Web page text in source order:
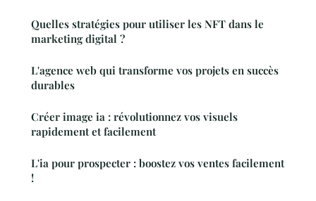
Quelles stratégies pour utiliser les NFT dans le
marketing digital ?
L'agence web qui transforme vos projets en succès
durables
Créer image ia : révolutionnez vos visuels
rapidement et facilement
L'ia pour prospecter : boostez vos ventes facilement
!